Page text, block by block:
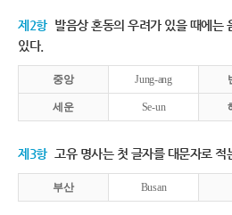
제2항 발음상 혼동의 우려가 있을 때에는
있다.
중앙 Jung-ang
세운 Se-un
제3항 고유 명사는 첫 글자를 대문자로 적
부산 Busan